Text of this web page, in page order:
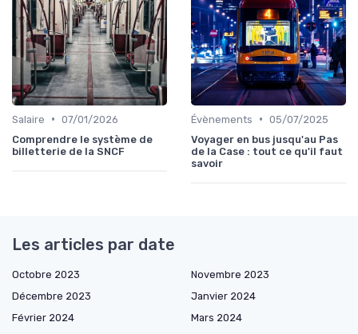
Salaire • 07/01/2026
Comprendre le système de
billetterie de la SNCF
Évènements • 05/07/2025
Voyager en bus jusqu'au Pas
de la Case : tout ce qu'il faut
savoir
Les articles par date
Octobre 2023
Novembre 2023
Décembre 2023
Janvier 2024
Février 2024
Mars 2024